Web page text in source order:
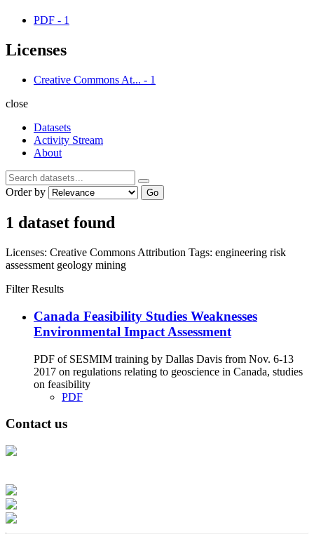
PDF - 1
Licenses
Creative Commons At... - 1
close
Datasets
Activity Stream
About
Order by Go
1 dataset found
Licenses: Creative Commons Attribution Tags: engineering risk
assessment geology mining
Filter Results
Canada Feasibility Studies Weaknesses
Environmental Impact Assessment
PDF of SESMIM training by Dallas Davis from Nov. 6-13
2017 on regulations relating to geoscience in Canada, studies
on feasibility
PDF
Contact us